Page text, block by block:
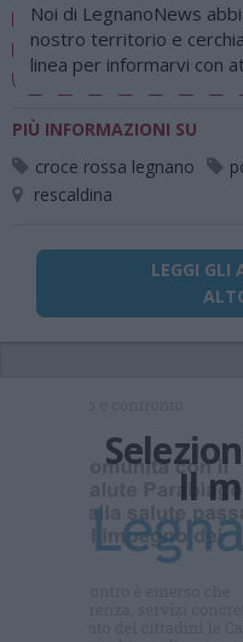
Noi di LegnanoNews
nostro territorio e
linea per informarvi con
PIÙ INFORMAZIONI SU
croce rossa legnano
rescaldina
LEGGI GLI
Il